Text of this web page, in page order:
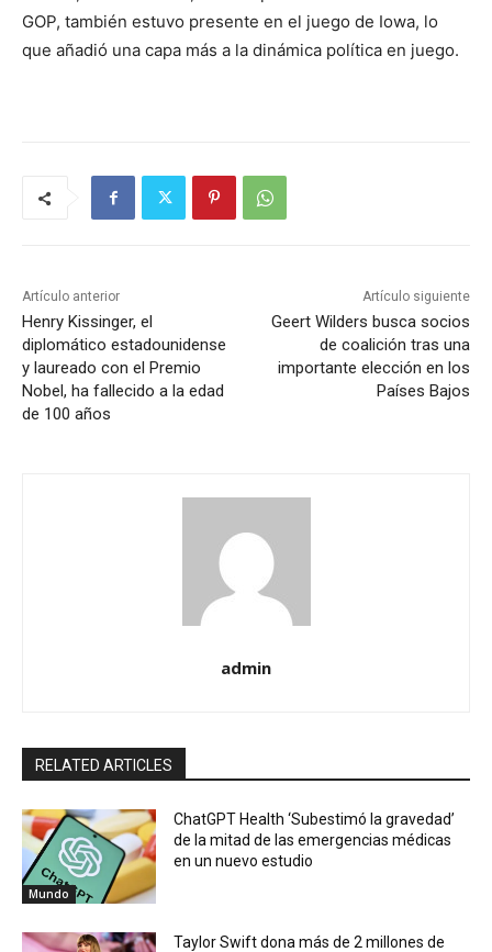
GOP, también estuvo presente en el juego de Iowa, lo
que añadió una capa más a la dinámica política en juego.
Artículo anterior
Henry Kissinger, el
diplomático estadounidense
y laureado con el Premio
Nobel, ha fallecido a la edad
de 100 años
Artículo siguiente
Geert Wilders busca socios
de coalición tras una
importante elección en los
Países Bajos
admin
RELATED ARTICLES
Mundo
ChatGPT Health ‘Subestimó la gravedad’
de la mitad de las emergencias médicas
en un nuevo estudio
Taylor Swift dona más de 2 millones de